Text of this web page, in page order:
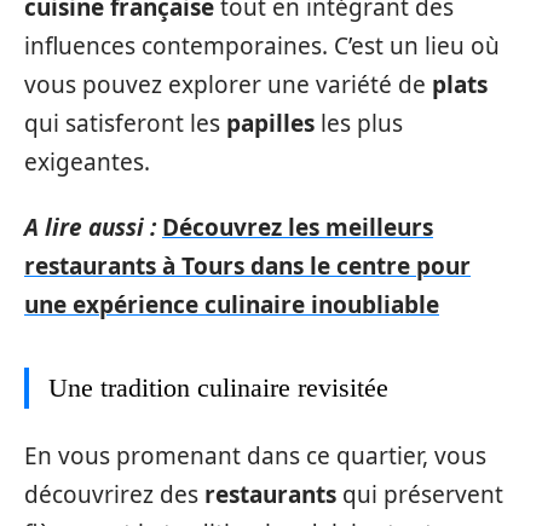
cuisine françaisetout en intégrant des
influences contemporaines. C’est un lieu où
vous pouvez explorer une variété de plats
qui satisferont les papilles les plus
exigeantes.
A lire aussi : Découvrez les meilleurs
restaurants à Tours dans le centre pour
une expérience culinaire inoubliable
Une tradition culinaire revisitée
En vous promenant dans ce quartier, vous
découvrirez des restaurants qui préservent